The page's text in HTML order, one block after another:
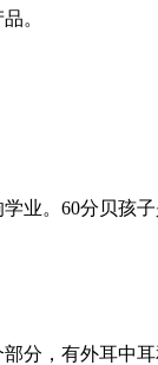
。
业。60分贝孩
分，有外耳中